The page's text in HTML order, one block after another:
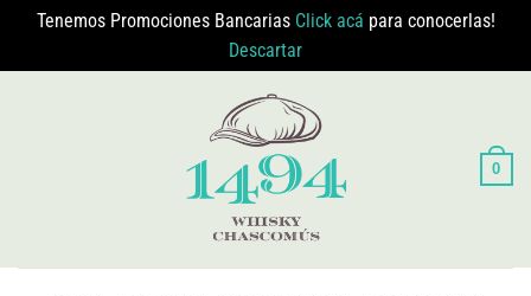
Tenemos Promociones Bancarias Click acá para conocerlas!
Descartar
0